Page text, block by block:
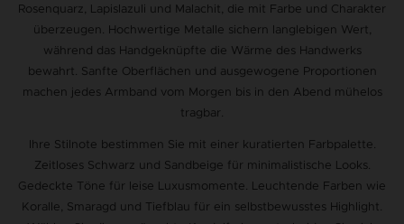
Rosenquarz, Lapislazuli und Malachit, die mit Farbe und Charakter
überzeugen. Hochwertige Metalle sichern langlebigen Wert,
während das Handgeknüpfte die Wärme des Handwerks
bewahrt. Sanfte Oberflächen und ausgewogene Proportionen
machen jedes Armband vom Morgen bis in den Abend mühelos
tragbar.
Ihre Stilnote bestimmen Sie mit einer kuratierten Farbpalette.
Zeitloses Schwarz und Sandbeige für minimalistische Looks.
Gedeckte Töne für leise Luxusmomente. Leuchtende Farben wie
Koralle, Smaragd und Tiefblau für ein selbstbewusstes Highlight.